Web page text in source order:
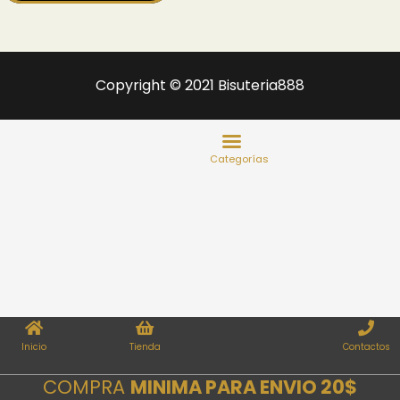
Copyright © 2021 Bisuteria888
Inicio Tienda Contactos
COMPRA MINIMA PARA ENVIO 20$